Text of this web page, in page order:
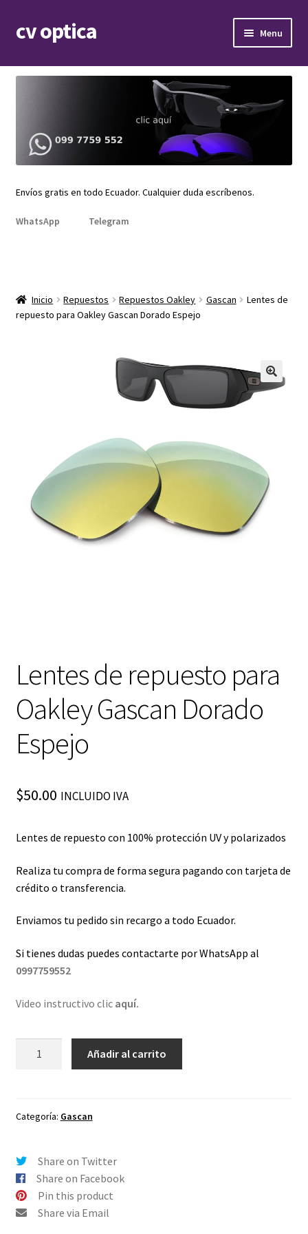
Skip
to
Skip
to
cv optica Menu
Armazones de lentes
child
menu
Expand
Repuestos
menu
Envíos gratis en todo Ecuador. Cualquier duda escríbenos.
WhatsApp Telegram
Inicio Repuestos Repuestos Oakley Gascan
Lentes de
repuesto para Oakley Gascan Dorado Espejo
Lentes de repuesto para
Oakley Gascan Dorado
Espejo
$50.00 INCLUIDO IVA
Lentes de repuesto con 100% protección UV y polarizados
Realiza tu compra de forma segura pagando con tarjeta de
crédito o transferencia.
Enviamos tu pedido sin recargo a todo Ecuador.
Si tienes dudas puedes contactarte por WhatsApp al
0997759552
Video instructivo clic aquí.
Oakley
Espejo
cantidad
Añadir al carrito
Categoría: Gascan
Share on Twitter
Share on Facebook
Pin this product
Share via Email